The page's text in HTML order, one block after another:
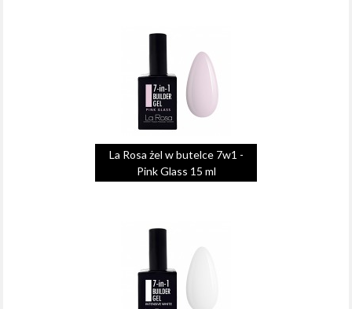
La Rosa żel w butelce 7w1 -
Pink Glass 15 ml